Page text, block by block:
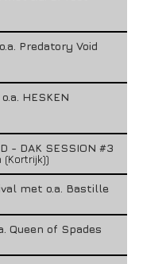
Predatory Void
HESKEN
- DAK SESSION #3
(Kortrijk))
met o.a. Bastille
Queen of Spades